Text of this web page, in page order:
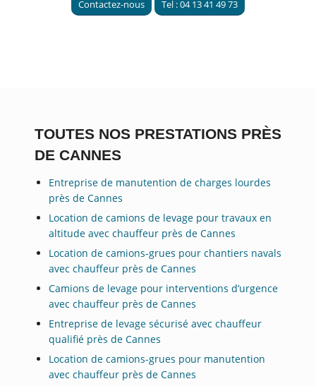
Contactez-nous Tel : 04 13 41 49 73
TOUTES NOS PRESTATIONS PRÈS
DE CANNES
Entreprise de manutention de charges lourdes
près de Cannes
Location de camions de levage pour travaux en
altitude avec chauffeur près de Cannes
Location de camions-grues pour chantiers navals
avec chauffeur près de Cannes
Camions de levage pour interventions d’urgence
avec chauffeur près de Cannes
Entreprise de levage sécurisé avec chauffeur
qualifié près de Cannes
Location de camions-grues pour manutention
avec chauffeur près de Cannes